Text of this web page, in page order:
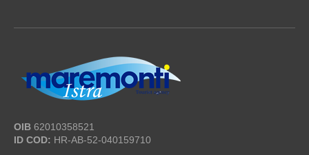
OIB 62010358521
ID COD: HR-AB-52-040159710